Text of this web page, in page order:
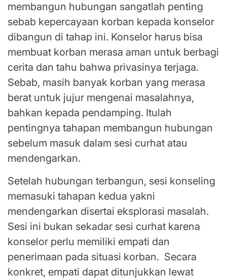
membangun hubungan sangatlah penting
sebab kepercayaan korban kepada konselor
dibangun di tahap ini. Konselor harus bisa
membuat korban merasa aman untuk berbagi
cerita dan tahu bahwa privasinya terjaga.
Sebab, masih banyak korban yang merasa
berat untuk jujur mengenai masalahnya,
bahkan kepada pendamping. Itulah
pentingnya tahapan membangun hubungan
sebelum masuk dalam sesi curhat atau
mendengarkan.
Setelah hubungan terbangun, sesi konseling
memasuki tahapan kedua yakni
mendengarkan disertai eksplorasi masalah.
Sesi ini bukan sekadar sesi curhat karena
konselor perlu memiliki empati dan
penerimaan pada situasi korban. Secara
konkret, empati dapat ditunjukkan lewat